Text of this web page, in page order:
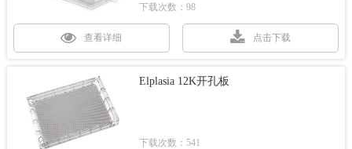
下载次数：98
查看详细 点击下载
Elplasia 12K开孔板
下载次数：541